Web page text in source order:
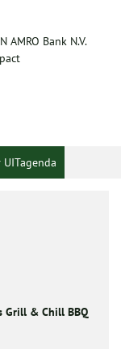
AMRO Bank N.V.
Grill & Chill BBQ